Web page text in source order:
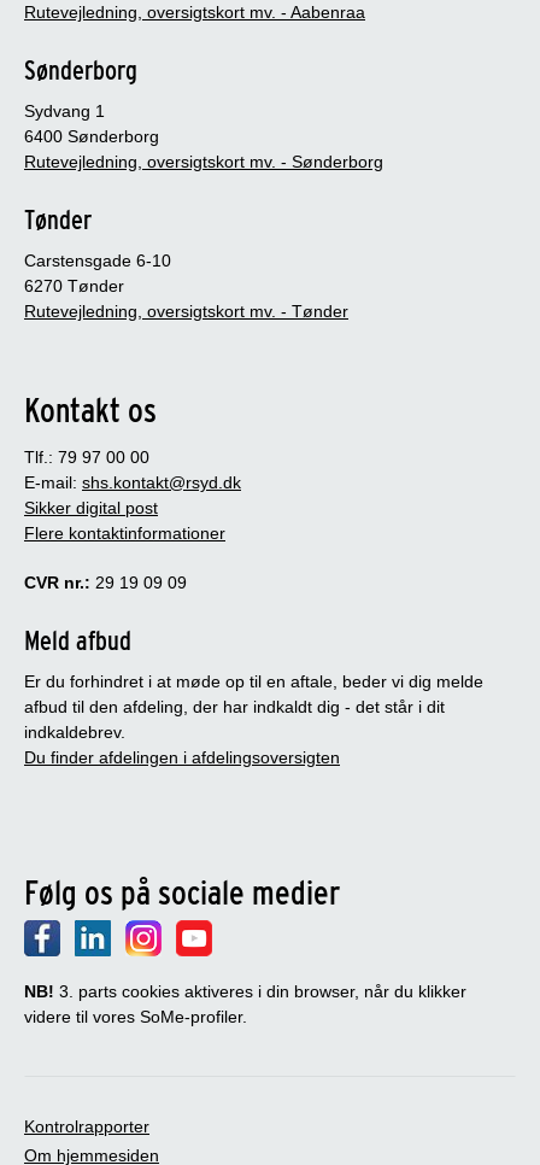
Rutevejledning, oversigtskort mv. - Aabenraa
Sønderborg
Sydvang 1
6400 Sønderborg
Rutevejledning, oversigtskort mv. - Sønderborg
Tønder
Carstensgade 6-10
6270 Tønder
Rutevejledning, oversigtskort mv. - Tønder
Kontakt os
Tlf.: 79 97 00 00
E-mail: shs.kontakt@rsyd.dk
Sikker digital post
Flere kontaktinformationer
CVR nr.: 29 19 09 09
Meld afbud
Er du forhindret i at møde op til en aftale, beder vi dig melde
afbud til den afdeling, der har indkaldt dig - det står i dit
indkaldebrev.
Du finder afdelingen i afdelingsoversigten
Følg os på sociale medier
NB! 3. parts cookies aktiveres i din browser, når du klikker
videre til vores SoMe-profiler.
Kontrolrapporter
Om hjemmesiden